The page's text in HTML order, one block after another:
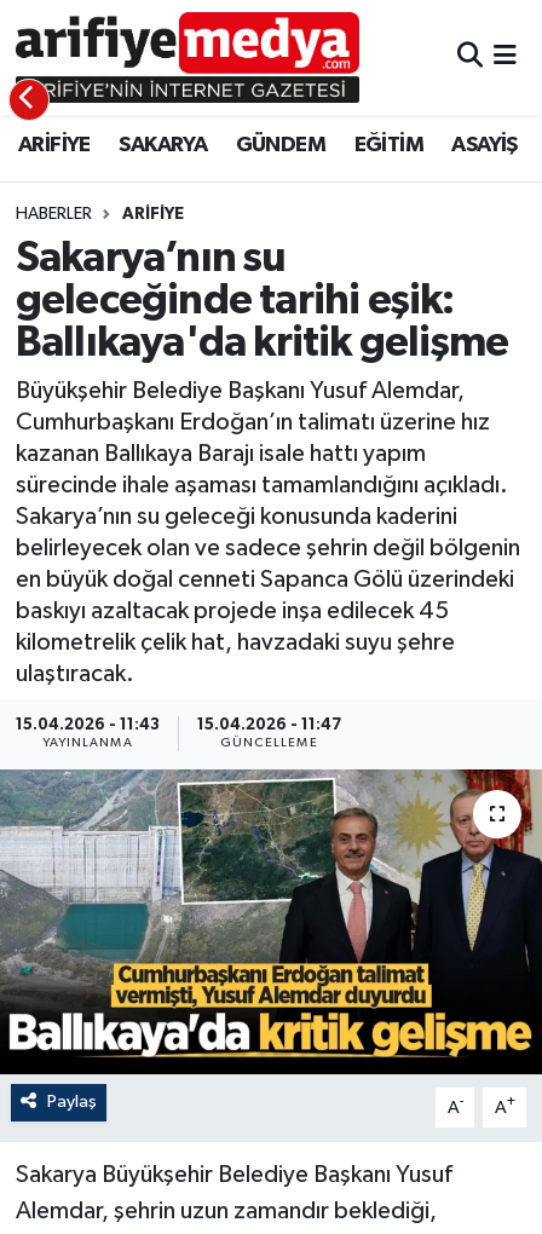
ARİFİYE SAKARYA GÜNDEM EĞİTİM ASAYİŞ
HABERLER ARİFİYE
Sakarya’nın su
geleceğinde tarihi eşik:
Ballıkaya'da kritik gelişme
Büyükşehir Belediye Başkanı Yusuf Alemdar,
Cumhurbaşkanı Erdoğan’ın talimatı üzerine hız
kazanan Ballıkaya Barajı isale hattı yapım
sürecinde ihale aşaması tamamlandığını açıkladı.
Sakarya’nın su geleceği konusunda kaderini
belirleyecek olan ve sadece şehrin değil bölgenin
en büyük doğal cenneti Sapanca Gölü üzerindeki
baskıyı azaltacak projede inşa edilecek 45
kilometrelik çelik hat, havzadaki suyu şehre
ulaştıracak.
15.04.2026 - 11:43
YAYINLANMA
15.04.2026 - 11:47
GÜNCELLEME
Paylaş A- A+
Sakarya Büyükşehir Belediye Başkanı Yusuf
Alemdar, şehrin uzun zamandır beklediği,
ARİFİYE
SAKARYA
GÜNDEM
EĞİTİM
ASAYİŞ
EKONOMİ
ARİFİYE
GÜNDEM
EĞİTİM
EKONOMİ
ASAYİŞ
Sakarya Hava Durumu
Sakarya Namaz Vakitleri
Sakarya Trafik Yoğunluk Haritası
Süper Lig Puan Durumu ve Fikstür
Tüm Manşetler
Son Dakika Haberleri
Haber Arşivi